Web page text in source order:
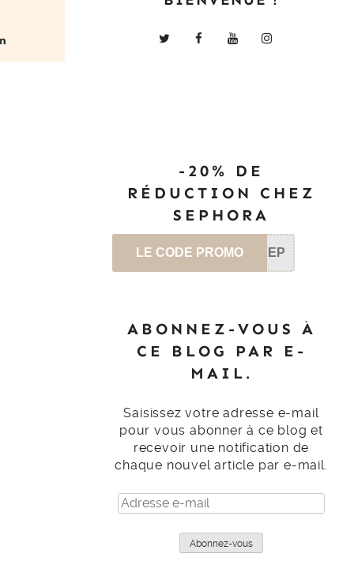
-20% DE
RÉDUCTION CHEZ
SEPHORA
LE CODE PROMO SEP
ABONNEZ-VOUS À
CE BLOG PAR E-
MAIL.
Saisissez votre adresse e-mail
pour vous abonner à ce blog et
recevoir une notification de
chaque nouvel article par e-mail.
Adresse
e-
Abonnez-vous